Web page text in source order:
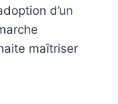
d’un
maîtriser